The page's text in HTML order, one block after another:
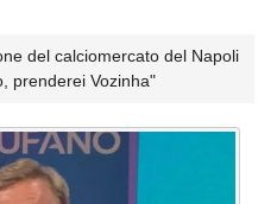
del calciomercato del Napoli
prenderei Vozinha"